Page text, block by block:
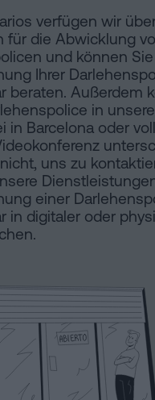
verfügen wir
für die Abwicklung
und können
Ihrer
beraten. Außerdem
in
in Barcelona oder
uns zu
einer
in digitaler oder